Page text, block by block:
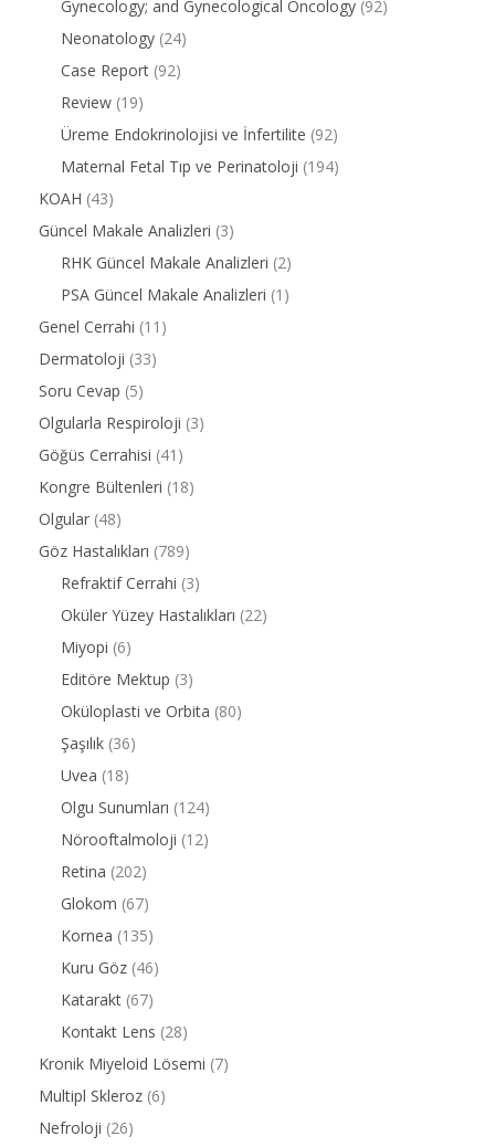
Gynecology; and Gynecological Oncology (92)
Neonatology (24)
Case Report (92)
Review (19)
Üreme Endokrinolojisi ve İnfertilite (92)
Maternal Fetal Tıp ve Perinatoloji (194)
KOAH (43)
Güncel Makale Analizleri (3)
RHK Güncel Makale Analizleri (2)
PSA Güncel Makale Analizleri (1)
Genel Cerrahi (11)
Dermatoloji (33)
Soru Cevap (5)
Olgularla Respiroloji (3)
Göğüs Cerrahisi (41)
Kongre Bültenleri (18)
Olgular (48)
Göz Hastalıkları (789)
Refraktif Cerrahi (3)
Oküler Yüzey Hastalıkları (22)
Miyopi (6)
Editöre Mektup (3)
Oküloplasti ve Orbita (80)
Şaşılık (36)
Uvea (18)
Olgu Sunumları (124)
Nörooftalmoloji (12)
Retina (202)
Glokom (67)
Kornea (135)
Kuru Göz (46)
Katarakt (67)
Kontakt Lens (28)
Kronik Miyeloid Lösemi (7)
Multipl Skleroz (6)
Nefroloji (26)